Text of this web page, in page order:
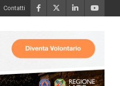
Contatti